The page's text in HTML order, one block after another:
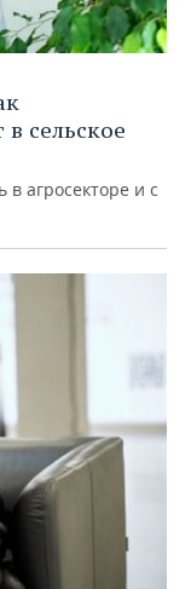
сельское
в агросекторе и с